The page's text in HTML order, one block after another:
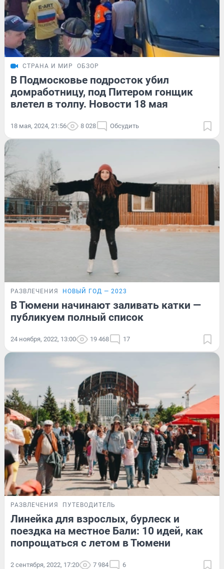
СТРАНА И МИР ОБЗОР
В Подмосковье подросток убил
домработницу, под Питером гонщик
влетел в толпу. Новости 18 мая
18 мая, 2024, 21:56 8 028 Обсудить
РАЗВЛЕЧЕНИЯ НОВЫЙ ГОД — 2023
В Тюмени начинают заливать катки —
публикуем полный список
24 ноября, 2022, 13:00 19 468 17
РАЗВЛЕЧЕНИЯ ПУТЕВОДИТЕЛЬ
Линейка для взрослых, бурлеск и
поездка на местное Бали: 10 идей, как
попрощаться с летом в Тюмени
2 сентября, 2022, 17:20 7 984 6